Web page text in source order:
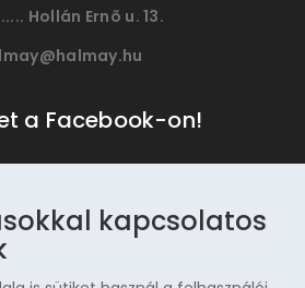
Hollán Ernõ u. 13.
a Facebook-on!
kapcsolatos